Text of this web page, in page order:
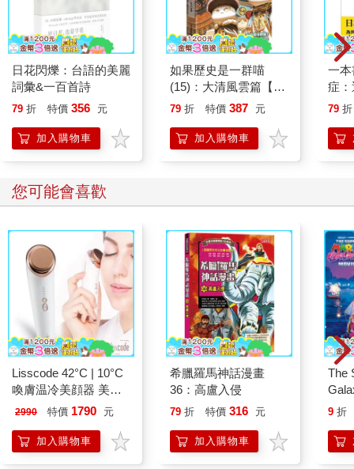
日花閃爍：台語的美麗
詞彙&一百首詩
79 折 特價 356 元
加入購物車
如果歷史是一群喵
(15)：大清風雲篇【萌
貓漫畫學歷史】
79 折 特價 387 元
加入購物車
一
症
開
的
79 折
您可能會喜歡
Lisscode 42°C | 10°C
喚膚温冷美顔器 美膚
儀
2990 特價 1790 元
加入購物車
希臘羅馬神話漫畫
36：高盧入侵
79 折 特價 316 元
加入購物車
The
9 折